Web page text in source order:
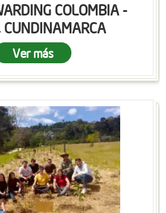
COLOMBIA -
Ver más